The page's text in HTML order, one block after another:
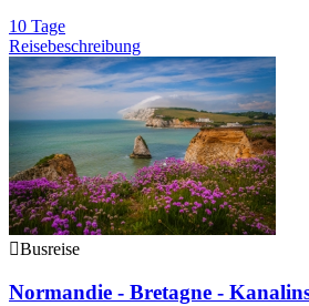
10 Tage
Reisebeschreibung
Busreise
Normandie - Bretagne -